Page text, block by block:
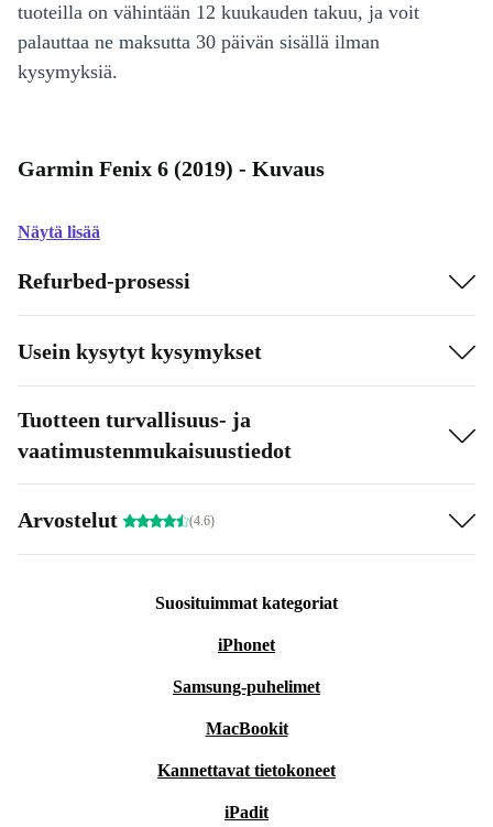
tuoteilla on vähintään 12 kuukauden takuu, ja voit
palauttaa ne maksutta 30 päivän sisällä ilman
kysymyksiä.
Garmin Fenix 6 (2019) - Kuvaus
Näytä lisää
Refurbed-prosessi
Usein kysytyt kysymykset
Tuotteen turvallisuus- ja
vaatimustenmukaisuustiedot
Arvostelut (4.6)
Suosituimmat kategoriat
iPhonet
Samsung-puhelimet
MacBookit
Kannettavat tietokoneet
iPadit